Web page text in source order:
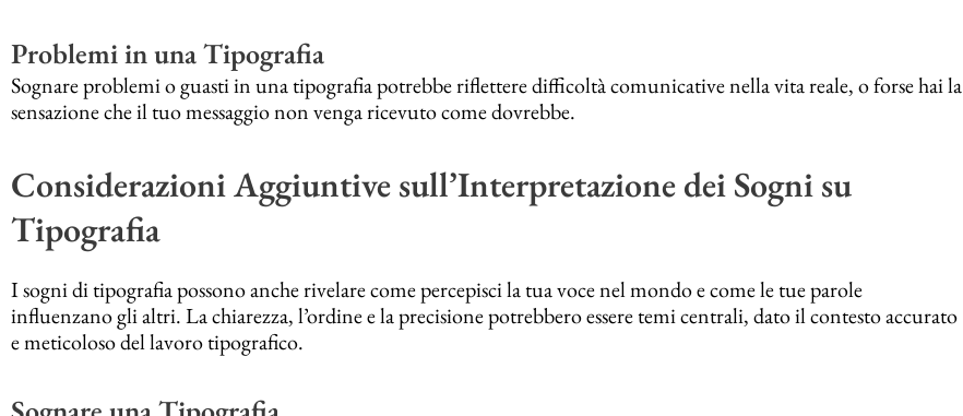
Problemi in una Tipografia
Sognare problemi o guasti in una tipografia potrebbe riflettere difficoltà comunicative nella vita reale, o forse hai la
sensazione che il tuo messaggio non venga ricevuto come dovrebbe.
Considerazioni Aggiuntive sull’Interpretazione dei Sogni su
Tipografia
I sogni di tipografia possono anche rivelare come percepisci la tua voce nel mondo e come le tue parole
influenzano gli altri. La chiarezza, l’ordine e la precisione potrebbero essere temi centrali, dato il contesto accurato
e meticoloso del lavoro tipografico.